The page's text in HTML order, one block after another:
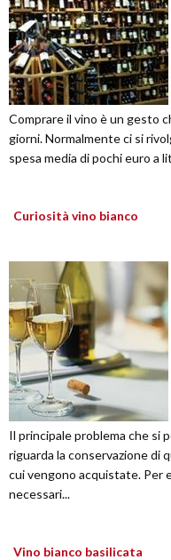
Comprare il vino è un gesto
giorni. Normalmente ci si
spesa media di pochi euro a
Curiosità vino bianco
Il principale problema che si
riguarda la conservazione di
cui vengono acquistate. Per
necessari...
Vino bianco basilicata